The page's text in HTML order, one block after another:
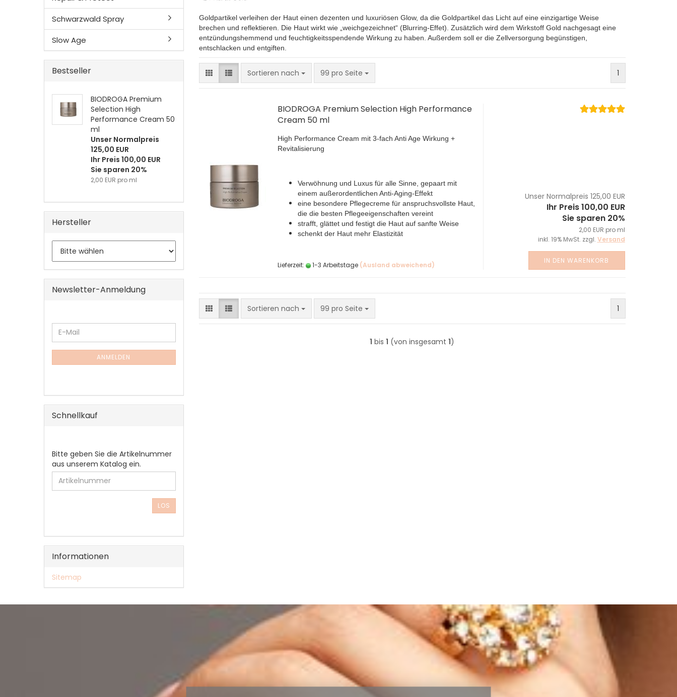
Goldpartikel verleihen der Haut einen dezenten und luxuriösen Glow, da die Goldpartikel das Licht auf eine einzigartige Weise
brechen und reflektieren. Die Haut wirkt wie „weichgezeichnet“ (Blurring-Effet). Zusätzlich wird dem Wirkstoff Gold nachgesagt eine
entzündungshemmend und feuchtigkeitsspendende Wirkung zu haben. Außerdem soll er die Zellversorgung begünstigen,
entschlacken und entgiften.
Sortieren nach
Sortieren nach 99 pro Seite
pro Seite 1
BIODROGA Premium Selection High Performance
Cream 50 ml
High Performance Cream mit 3-fach Anti Age Wirkung +
Revitalisierung
Verwöhnung und Luxus für alle Sinne, gepaart mit
einem außerordentlichen Anti-Aging-Effekt
eine besondere Pflegecreme für anspruchsvollste Haut,
die die besten Pflegeeigenschaften vereint
strafft, glättet und festigt die Haut auf sanfte Weise
schenkt der Haut mehr Elastizität
Lieferzeit: 1-3 Arbeitstage (Ausland abweichend)
Unser Normalpreis 125,00 EUR
Ihr Preis 100,00 EUR
Sie sparen 20%
2,00 EUR pro ml
inkl. 19% MwSt. zzgl. Versand
IN DEN WARENKORB
Sortieren nach
Sortieren nach 99 pro Seite
pro Seite 1
1 bis1 (von insgesamt1)
Schwarzwald Spray
Slow Age
Bestseller
BIODROGA Premium
Selection High
Performance Cream 50
ml
Unser Normalpreis
125,00 EUR
Ihr Preis 100,00 EUR
Sie sparen 20%
2,00 EUR pro ml
Hersteller
Newsletter-Anmeldung
WEITER
ZUR
NEWSLETTER-
E-
Mail
ANMELDEN
Schnellkauf
BITTE
GEBEN
SIE
DIE
ARTIKELNUMMER
EIN.
Bitte geben Sie die Artikelnummer
aus unserem Katalog ein.
LOS
Informationen
Sitemap